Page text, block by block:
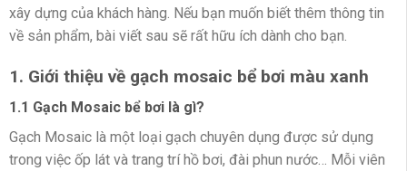
xây dựng của khách hàng. Nếu bạn muốn biết thêm thông tin
về sản phẩm, bài viết sau sẽ rất hữu ích dành cho bạn.
1. Giới thiệu về gạch mosaic bể bơi màu xanh
1.1 Gạch Mosaic bể bơi là gì?
Gạch Mosaic là một loại gạch chuyên dụng được sử dụng
trong việc ốp lát và trang trí hồ bơi, đài phun nước… Mỗi viên